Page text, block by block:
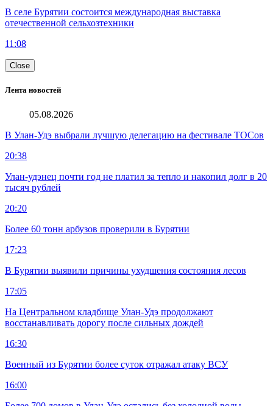
В селе Бурятии состоится международная выставка
отечественной сельхозтехники
11:08
Close
Лента новостей
05.08.2026
В Улан-Удэ выбрали лучшую делегацию на фестивале ТОСов
20:38
Улан-удэнец почти год не платил за тепло и накопил долг в 20
тысяч рублей
20:20
Более 60 тонн арбузов проверили в Бурятии
17:23
В Бурятии выявили причины ухудшения состояния лесов
17:05
На Центральном кладбище Улан-Удэ продолжают
восстанавливать дорогу после сильных дождей
16:30
Военный из Бурятии более суток отражал атаку ВСУ
16:00